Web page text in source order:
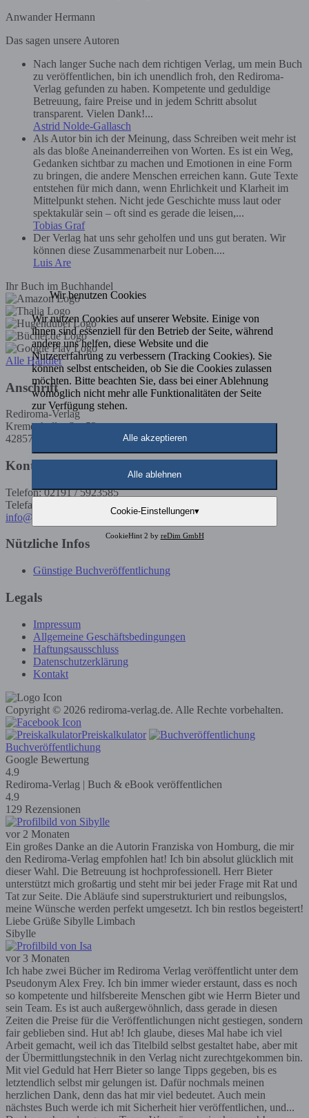
Anwander Hermann
Das sagen unsere Autoren
Nach langer Suche nach dem richtigen Verlag, um mein Buch
zu veröffentlichen, bin ich unendlich froh, den Rediroma-
Verlag gefunden zu haben. Kompetente und geduldige
Betreuung, faire Preise und in jedem Schritt absolut
transparent. Vielen Dank!...
Astrid Nolde-Gallasch
Als Autor bin ich der Meinung, dass Schreiben weit mehr ist
als das bloße Aneinanderreihen von Worten. Es ist ein Weg,
Gedanken sichtbar zu machen und Emotionen in eine Form
zu bringen, die andere Menschen erreichen kann. Gute Texte
entstehen für mich dann, wenn Ehrlichkeit und Klarheit im
Mittelpunkt stehen. Nicht jede Geschichte muss laut oder
spektakulär sein – oft sind es gerade die leisen,...
Tobias Graf
Der Verlag hat uns sehr geholfen und uns gut beraten. Wir
können diese Zusammenarbeit nur Loben....
Luis Are
Ihr Buch im Buchhandel
Alle Händler
Anschrift
Rediroma-Verlag
Kremenholler Str. 53
42857 Remscheid
Kontakt
Telefon: 02191 / 5923585
Telefax: 02191 / 5923586
info@rediroma-verlag.de
Nützliche Infos
Günstige Buchveröffentlichung
Legals
Impressum
Allgemeine Geschäftsbedingungen
Haftungsausschluss
Datenschutzerklärung
Kontakt
Copyright © 2026 rediroma-verlag.de. Alle Rechte vorbehalten.
Preiskalkulator
Buchveröffentlichung
Google Bewertung
4.9
Rediroma-Verlag | Buch & eBook veröffentlichen
4.9
129 Rezensionen
vor 2 Monaten
Ein großes Danke an die Autorin Franziska von Homburg, die mir
den Rediroma-Verlag empfohlen hat! Ich bin absolut glücklich mit
dieser Wahl. Die Betreuung ist hochprofessionell. Herr Bieter
unterstützt mich großartig und steht mir bei jeder Frage mit Rat und
Tat zur Seite. Die Abläufe sind superstrukturiert und reibungslos,
meine Wünsche werden perfekt umgesetzt. Ich bin restlos begeistert!
Liebe Grüße Sibylle Limbach
Sibylle
vor 3 Monaten
Ich habe zwei Bücher im Rediroma Verlag veröffentlicht unter dem
Pseudonym Alex Frey. Ich bin immer wieder erstaunt, dass es noch
so kompetente und hilfsbereite Menschen gibt wie Herrn Bieter und
sein Team. Es ist auch außergewöhnlich, dass gerade in diesen
Zeiten die Preise für die Veröffentlichungen nicht gestiegen, sondern
fair geblieben sind. Hut ab! Ich glaube, dieses Mal habe ich viel
Arbeit gemacht, weil ich das Titelbild selbst gestaltet habe, aber mit
der Übermittlungstechnik in den Verlag nicht zurechtgekommen bin.
Mit viel Geduld hat Herr Bieter so lange Tipps gegeben, bis es
letztendlich selbst mir gelungen ist. Dafür nochmals meinen
herzlichen Dank, denn das hat mir viel bedeutet. Auch mein
nächstes Buch werde ich mit Sicherheit hier veröffentlichen, und...
Wir benutzen Cookies
Wir nutzen Cookies auf unserer Website. Einige von
ihnen sind essenziell für den Betrieb der Seite, während
andere uns helfen, diese Website und die
Nutzererfahrung zu verbessern (Tracking Cookies). Sie
können selbst entscheiden, ob Sie die Cookies zulassen
möchten. Bitte beachten Sie, dass bei einer Ablehnung
womöglich nicht mehr alle Funktionalitäten der Seite
zur Verfügung stehen.
Alle akzeptieren
Alle ablehnen
Cookie-Einstellungen▾
CookieHint 2 by reDim GmbH